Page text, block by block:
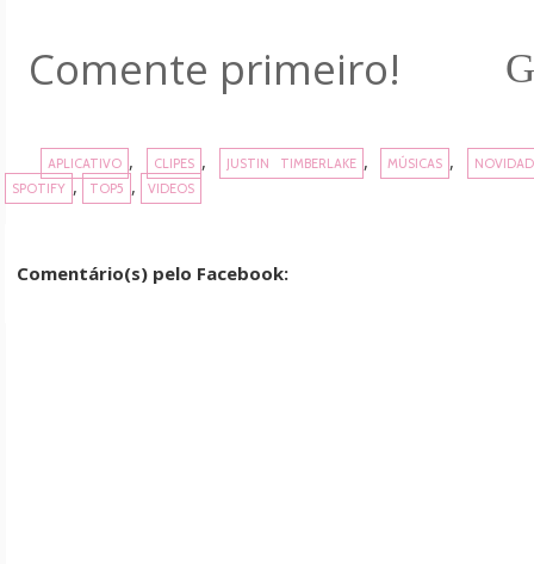
Comente primeiro!
APLICATIVO , CLIPES , JUSTIN TIMBERLAKE , MÚSICAS ,
SPOTIFY , TOP5 , VIDEOS
Comentário(s) pelo Facebook: